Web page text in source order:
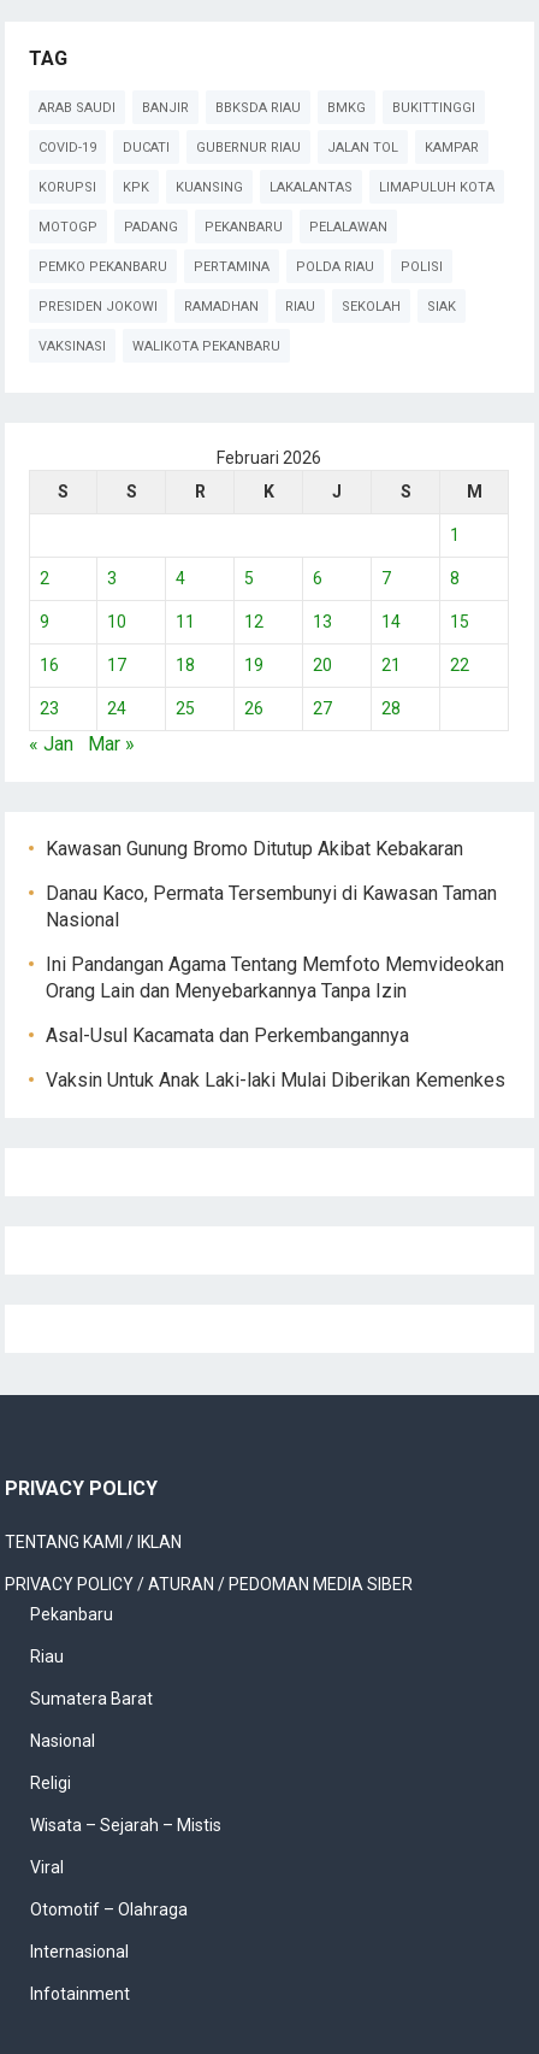
TAG
ARAB SAUDI BANJIR BBKSDA RIAU BMKG BUKITTINGGI
COVID-19 DUCATI GUBERNUR RIAU JALAN TOL KAMPAR
KORUPSI KPK KUANSING LAKALANTAS LIMAPULUH KOTA
MOTOGP PADANG PEKANBARU PELALAWAN
PEMKO PEKANBARU PERTAMINA POLDA RIAU POLISI
PRESIDEN JOKOWI RAMADHAN RIAU SEKOLAH SIAK
VAKSINASI WALIKOTA PEKANBARU
Februari 2026
S
S R K J S M
1
2 3 4 5 6 7 8
9 10 11 12 13 14 15
16 17 18 19 20 21 22
23 24 25 26 27 28
« Jan Mar »
Kawasan Gunung Bromo Ditutup Akibat Kebakaran
Danau Kaco, Permata Tersembunyi di Kawasan Taman
Nasional
Ini Pandangan Agama Tentang Memfoto Memvideokan
Orang Lain dan Menyebarkannya Tanpa Izin
Asal-Usul Kacamata dan Perkembangannya
Vaksin Untuk Anak Laki-laki Mulai Diberikan Kemenkes
PRIVACY POLICY
TENTANG KAMI / IKLAN
PRIVACY POLICY / ATURAN / PEDOMAN MEDIA SIBER
Pekanbaru
Riau
Sumatera Barat
Nasional
Religi
Wisata – Sejarah – Mistis
Viral
Otomotif – Olahraga
Internasional
Infotainment